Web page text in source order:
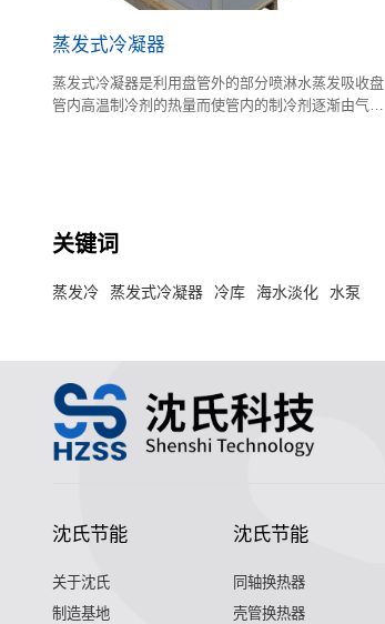
蒸发式冷凝器
蒸发式冷凝器是利用盘管外的部分喷淋水蒸发吸收盘
管内高温制冷剂的热量而使管内的制冷剂逐渐由气态
关键词
蒸发冷 蒸发式冷凝器 冷库 海水淡化 水泵
沈氏节能
关于沈氏
制造基地
沈氏节能
同轴换热器
壳管换热器